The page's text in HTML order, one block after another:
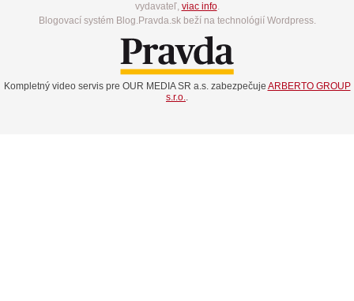
vydavateľ, viac info.
Blogovací systém Blog.Pravda.sk beží na technológií Wordpress.
Kompletný video servis pre OUR MEDIA SR a.s. zabezpečuje ARBERTO GROUP
s.r.o..